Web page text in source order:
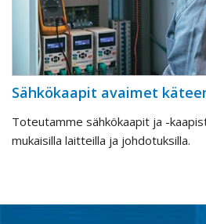
Sähkökaapit avaimet
Toteutamme sähkökaapit ja -
mukaisilla laitteilla ja johdotuksilla.